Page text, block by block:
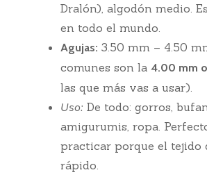
Dralón), algodón medio.
en todo el mundo.
Agujas: 3.50 mm – 4.50
comunes son la 4.00 mm
las que más vas a usar).
Uso: De todo: gorros,
amigurumis, ropa.
practicar porque el tejido
rápido.